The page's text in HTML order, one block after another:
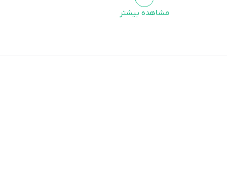
مشاهده بیشتر